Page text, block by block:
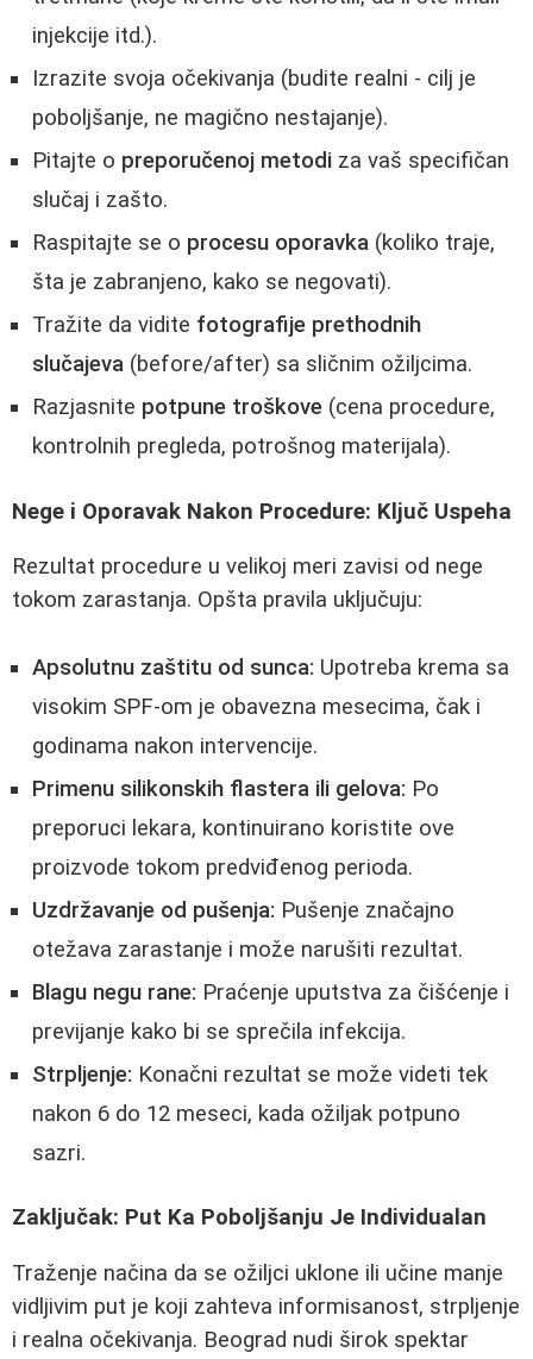
injekcije itd.).
Izrazite svoja očekivanja (budite realni - cilj je
poboljšanje, ne magično nestajanje).
Pitajte o preporučenoj metodi za vaš specifičan
slučaj i zašto.
Raspitajte se o procesu oporavka (koliko traje,
šta je zabranjeno, kako se negovati).
Tražite da vidite fotografije prethodnih
slučajeva (before/after) sa sličnim ožiljcima.
Razjasnite potpune troškove (cena procedure,
kontrolnih pregleda, potrošnog materijala).
Nege i Oporavak Nakon Procedure: Ključ Uspeha
Rezultat procedure u velikoj meri zavisi od nege
tokom zarastanja. Opšta pravila uključuju:
Apsolutnu zaštitu od sunca: Upotreba krema sa
visokim SPF-om je obavezna mesecima, čak i
godinama nakon intervencije.
Primenu silikonskih flastera ili gelova: Po
preporuci lekara, kontinuirano koristite ove
proizvode tokom predviđenog perioda.
Uzdržavanje od pušenja: Pušenje značajno
otežava zarastanje i može narušiti rezultat.
Blagu negu rane: Praćenje uputstva za čišćenje i
previjanje kako bi se sprečila infekcija.
Strpljenje: Konačni rezultat se može videti tek
nakon 6 do 12 meseci, kada ožiljak potpuno
sazri.
Zaključak: Put Ka Poboljšanju Je Individualan
Traženje načina da se ožiljci uklone ili učine manje
vidljivim put je koji zahteva informisanost, strpljenje
i realna očekivanja. Beograd nudi širok spektar